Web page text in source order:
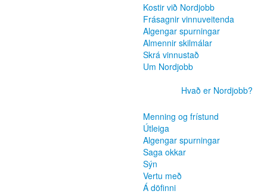
Kostir við Nordjobb
Frásagnir vinnuveitenda
Algengar spurningar
Almennir skilmálar
Skrá vinnustað
Um Nordjobb
Hvað er Nordjobb?
Menning og frístund
Útleiga
Algengar spurningar
Saga okkar
Sýn
Vertu með
Á döfinni